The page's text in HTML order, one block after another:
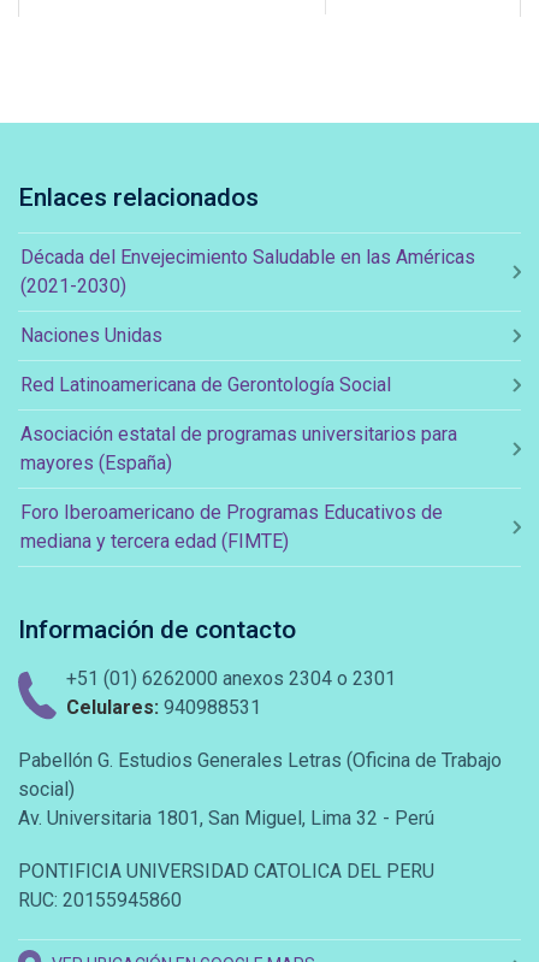
Enlaces relacionados
Década del Envejecimiento Saludable en las Américas
(2021-2030)
Naciones Unidas
Red Latinoamericana de Gerontología Social
Asociación estatal de programas universitarios para
mayores (España)
Foro Iberoamericano de Programas Educativos de
mediana y tercera edad (FIMTE)
Información de contacto
+51 (01) 6262000 anexos 2304 o 2301
Celulares: 940988531
Pabellón G. Estudios Generales Letras (Oficina de Trabajo
social)
Av. Universitaria 1801, San Miguel, Lima 32 - Perú
PONTIFICIA UNIVERSIDAD CATOLICA DEL PERU
RUC: 20155945860